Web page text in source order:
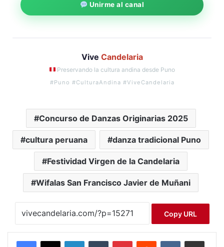
Unirme al canal
Vive Candelaria
Preservando la cultura andina desde Puno
#Puno #CulturaAndina #ViveCandelaria
Concurso de Danzas Originarias 2025
cultura peruana danza tradicional Puno
Festividad Virgen de la Candelaria
Wifalas San Francisco Javier de Muñani
Copy URL